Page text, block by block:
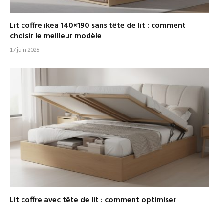
Lit coffre ikea 140×190 sans tête de lit : comment
choisir le meilleur modèle
17 juin 2026
Lit coffre avec tête de lit : comment optimiser